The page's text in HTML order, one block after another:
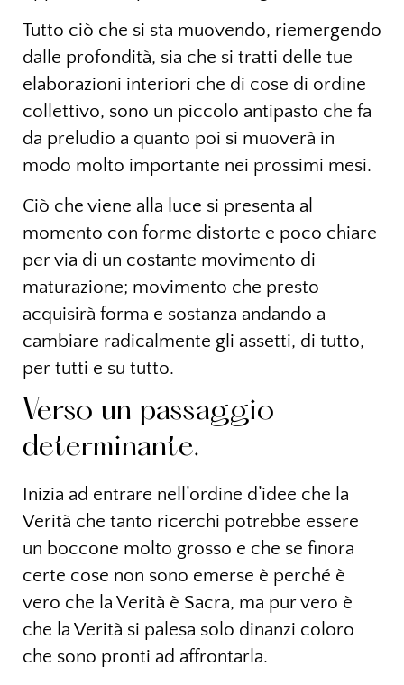
Tutto ciò che si sta muovendo, riemergendo
dalle profondità, sia che si tratti delle tue
elaborazioni interiori che di cose di ordine
collettivo, sono un piccolo antipasto che fa
da preludio a quanto poi si muoverà in
modo molto importante nei prossimi mesi.
Ciò che viene alla luce si presenta al
momento con forme distorte e poco chiare
per via di un costante movimento di
maturazione; movimento che presto
acquisirà forma e sostanza andando a
cambiare radicalmente gli assetti, di tutto,
per tutti e su tutto.
Verso un passaggio
determinante.
Inizia ad entrare nell’ordine d’idee che la
Verità che tanto ricerchi potrebbe essere
un boccone molto grosso e che se finora
certe cose non sono emerse è perché è
vero che la Verità è Sacra, ma pur vero è
che la Verità si palesa solo dinanzi coloro
che sono pronti ad affrontarla.